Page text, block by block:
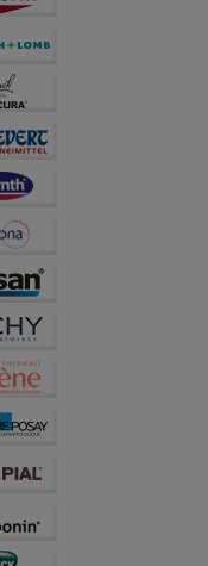
sich
Hilfe wir unsere
den Inhalt
auf
zu gestalten.
teilweise an